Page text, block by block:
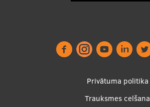
Privātuma politika
Trauksmes celšana